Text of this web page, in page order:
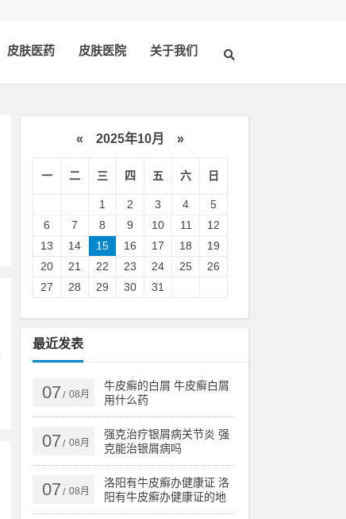
皮肤医药 皮肤医院 关于我们
« 2025年10月 »
一 二 三 四 五 六 日
1 2 3 4
5
6
7 8 9 10 11
12
13
14 15 16 17 18
19
20
21 22 23 24 25
26
27
28 29 30 31
最近发表
07 / 08月
牛皮癣的白屑 牛皮癣白屑
用什么药
07 / 08月
强克治疗银屑病关节炎 强
克能治银屑病吗
07 / 08月
洛阳有牛皮癣办健康证 洛
阳有牛皮癣办健康证的地
方吗